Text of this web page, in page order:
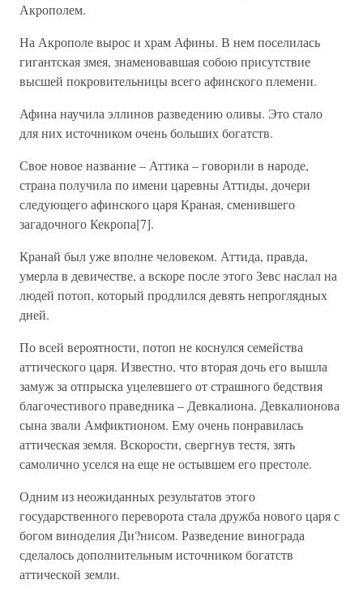
Акрополем.
На Акрополе вырос и храм Афины. В нем поселилась
гигантская змея, знаменовавшая собою присутствие
высшей покровительницы всего афинского племени.
Афина научила эллинов разведению оливы. Это стало
для них источником очень больших богатств.
Свое новое название – Аттика – говорили в народе,
страна получила по имени царевны Аттиды, дочери
следующего афинского царя Краная, сменившего
загадочного Кекропа[7].
Кранай был уже вполне человеком. Аттида, правда,
умерла в девичестве, а вскоре после этого Зевс наслал на
людей потоп, который продлился девять непроглядных
дней.
По всей вероятности, потоп не коснулся семейства
аттического царя. Известно, что вторая дочь его вышла
замуж за отпрыска уцелевшего от страшного бедствия
благочестивого праведника – Девкалиона. Девкалионова
сына звали Амфиктионом. Ему очень понравилась
аттическая земля. Вскорости, свергнув тестя, зять
самолично уселся на еще не остывшем его престоле.
Одним из неожиданных результатов этого
государственного переворота стала дружба нового царя с
богом виноделия Ди?нисом. Разведение винограда
сделалось дополнительным источником богатств
аттической земли.